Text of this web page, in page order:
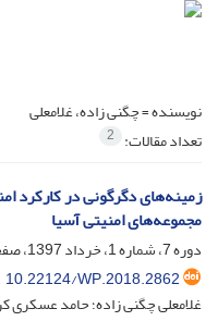
نویسنده =چگنی زاده، غلامعلی
تعداد مقالات: 2
زمینه‌های دگرگونی در کارکرد
مجموعه‌های امنیتی آسیا
دوره 7، شماره 1، خرداد 1397، صفحه
10.22124/WP.2018.2862
غلامعلی چگنی زاده؛ حامد عسکری